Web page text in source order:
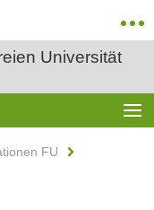
Universität
FU